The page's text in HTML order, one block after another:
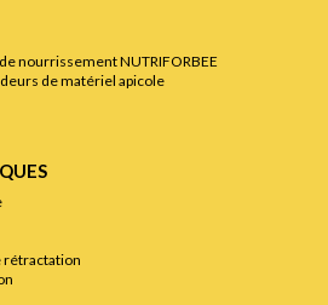
nourrissement NUTRIFORBEE
de matériel apicole
rétractation